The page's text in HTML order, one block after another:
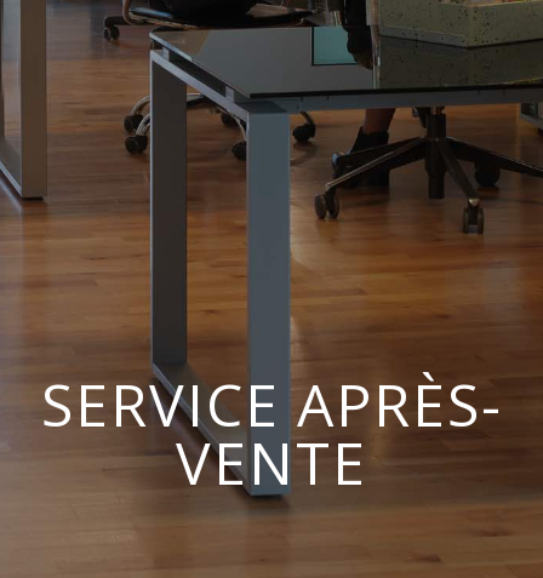
SERVICE APRÈS-
VENTE